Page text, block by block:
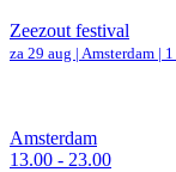
Zeezout festival
za 29 aug | Amsterdam |
Amsterdam
13.00 - 23.00